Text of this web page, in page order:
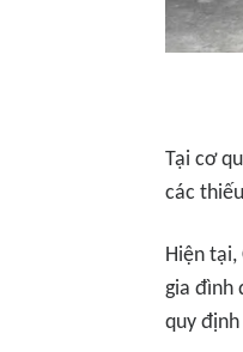
Tại cơ
các
Hiện tại,
gia đình
quy